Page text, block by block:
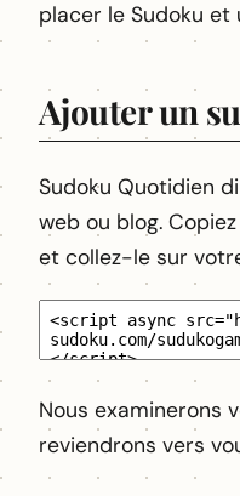
placer le Sudoku et
Ajouter un
Sudoku Quotidien
web ou blog.
et collez-le sur
Nous examinerons
reviendrons vers